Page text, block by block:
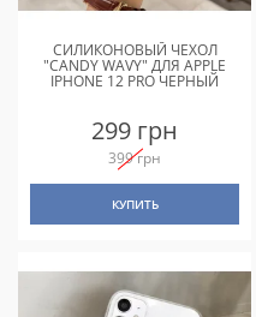
СИЛИКОНОВЫЙ ЧЕХОЛ
"CANDY WAVY" ДЛЯ APPLE
IPHONE 12 PRO ЧЕРНЫЙ
299 грн
399 грн
КУПИТЬ